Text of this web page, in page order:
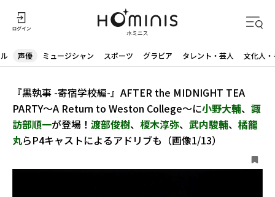
声優 ミュージシャン スポーツ グラビア タレント・芸人 文化人
『黒執事 -寄宿学校編-』AFTER the MIDNIGHT TEA
PARTY～A Return to Weston College～に小野大輔、 諏
訪部順一が登場！ 渡部俊樹、 榎木淳弥、 武内駿輔、 橘龍
丸らP4キャストによるアドリブも（画像1/13）